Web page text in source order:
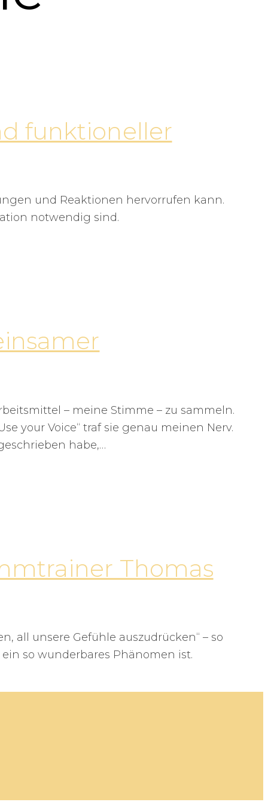
funktioneller
und Reaktionen hervorrufen kann.
notwendig sind.
– meine Stimme – zu sammeln.
your Voice“ traf sie genau meinen Nerv.
habe,…
Thomas
all unsere Gefühle auszudrücken“ – so
so wunderbares Phänomen ist.